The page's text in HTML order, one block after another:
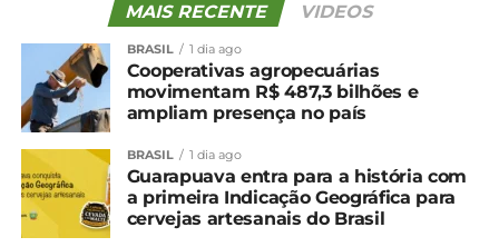
MAIS RECENTE VIDEOS
BRASIL 1 dia ago
Cooperativas agropecuárias
movimentam R$ 487,3 bilhões e
ampliam presença no país
BRASIL 1 dia ago
Guarapuava entra para a história com
a primeira Indicação Geográfica para
cervejas artesanais do Brasil